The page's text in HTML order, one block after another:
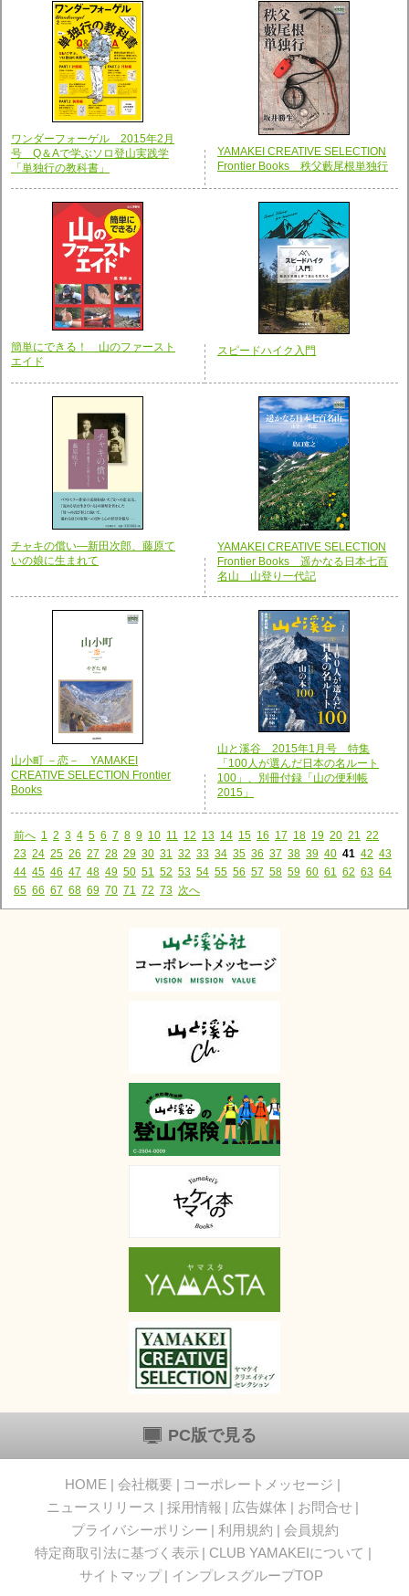
ワンダーフォーゲル 2015年2月
号 Q＆Aで学ぶソロ登山実践学
「単独行の教科書」
YAMAKEI CREATIVE SELECTION
Frontier Books 秩父藪尾根単独行
簡単にできる！ 山のファースト
エイド
スピードハイク入門
チャキの償い―新田次郎、藤原て
いの娘に生まれて
YAMAKEI CREATIVE SELECTION
Frontier Books 遥かなる日本七百
名山 山登り一代記
山小町 －恋－ YAMAKEI
CREATIVE SELECTION Frontier
Books
山と溪谷 2015年1月号 特集
「100人が選んだ日本の名ルート
100」、別冊付録「山の便利帳
2015」
前へ 1 2 3 4 5 6 7 8 9 10 11 12 13 14 15 16 17 18 19 20 21
22
23 24 25 26 27 28 29 30 31 32 33 34 35 36 37 38 39 40 41 42 43
44 45 46 47 48 49 50 51 52 53 54 55 56 57 58 59 60 61 62 63 64
65 66 67 68 69 70 71 72 73 次へ
PC版で見る
HOME 会社概要
コーポレートメッセージ
ニュースリリース
採用情報 広告媒体
お問合せ
プライバシーポリシー
利用規約
会員規約
特定商取引法に基づく表示
CLUB YAMAKEIについて
サイトマップ
インプレスグループTOP